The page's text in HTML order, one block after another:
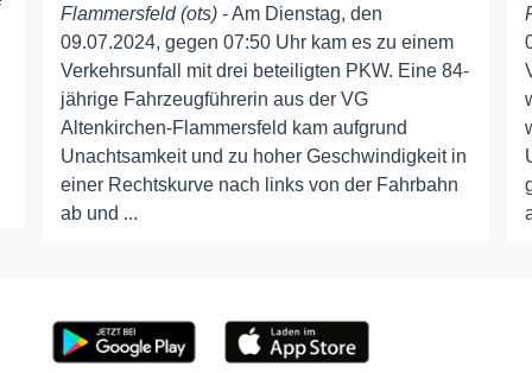
Flammersfeld (ots)- Am Dienstag, den
09.07.2024, gegen 07:50 Uhr kam es zu einem
Verkehrsunfall mit drei beteiligten PKW. Eine 84-
jährige Fahrzeugführerin aus der VG
Altenkirchen-Flammersfeld kam aufgrund
Unachtsamkeit und zu hoher Geschwindigkeit in
einer Rechtskurve nach links von der Fahrbahn
ab und ...